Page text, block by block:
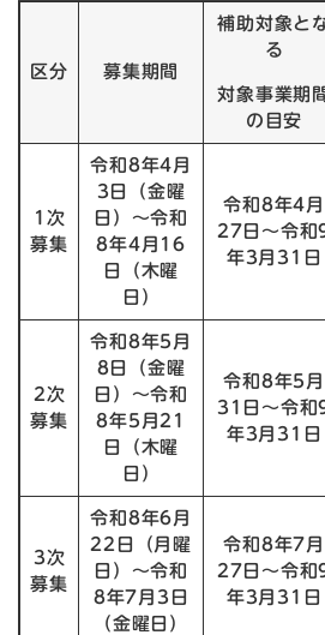
区分 募集期間
補助対象と
る
対象事業期
の目安
1次
募集
令和8年4月
3日（金曜
日）～令和
8年4月16
日（木曜
日）
令和8年4月
27日～令和
年3月31日
2次
募集
令和8年5月
8日（金曜
日）～令和
8年5月21
日（木曜
日）
令和8年5月
31日～令和
年3月31日
3次
募集
令和8年6月
22日（月曜
日）～令和
8年7月3日
（金曜日）
令和8年7月
27日～令和
年3月31日